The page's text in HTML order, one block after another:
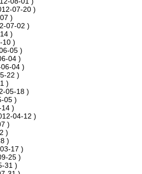
07-20 )
)
07-02 )
)
10 )
05 )
04 )
04 )
22 )
)
05-18 )
05 )
)
04-12 )
)
)
)
17 )
25 )
31 )